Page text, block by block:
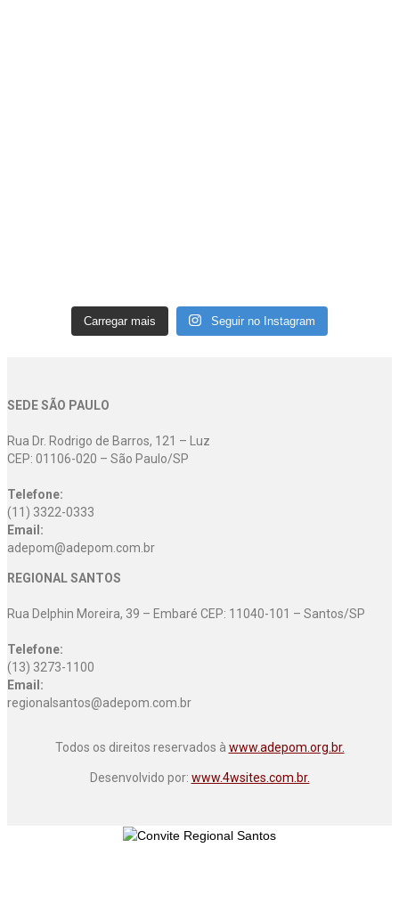
Carregar mais Seguir no Instagram
SEDE SÃO PAULO
Rua Dr. Rodrigo de Barros, 121 – Luz
CEP: 01106-020 – São Paulo/SP
Telefone:
(11) 3322-0333
Email:
adepom@adepom.com.br
REGIONAL SANTOS
Rua Delphin Moreira, 39 – Embaré CEP: 11040-101 – Santos/SP
Telefone:
(13) 3273-1100
Email:
regionalsantos@adepom.com.br
Todos os direitos reservados à www.adepom.org.br.
Desenvolvido por: www.4wsites.com.br.